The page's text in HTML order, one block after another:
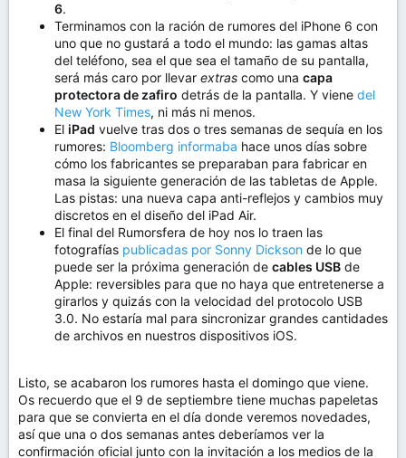
6.
Terminamos con la ración de rumores del iPhone 6 con
uno que no gustará a todo el mundo: las gamas altas
del teléfono, sea el que sea el tamaño de su pantalla,
será más caro por llevar extras como una capa
protectora de zafiro detrás de la pantalla. Y viene del
New York Times, ni más ni menos.
El iPad vuelve tras dos o tres semanas de sequía en los
rumores: Bloomberg informaba hace unos días sobre
cómo los fabricantes se preparaban para fabricar en
masa la siguiente generación de las tabletas de Apple.
Las pistas: una nueva capa anti-reflejos y cambios muy
discretos en el diseño del iPad Air.
El final del Rumorsfera de hoy nos lo traen las
fotografías publicadas por Sonny Dickson de lo que
puede ser la próxima generación de cables USB de
Apple: reversibles para que no haya que entretenerse a
girarlos y quizás con la velocidad del protocolo USB
3.0. No estaría mal para sincronizar grandes cantidades
de archivos en nuestros dispositivos iOS.
Listo, se acabaron los rumores hasta el domingo que viene.
Os recuerdo que el 9 de septiembre tiene muchas papeletas
para que se convierta en el día donde veremos novedades,
así que una o dos semanas antes deberíamos ver la
confirmación oficial junto con la invitación a los medios de la